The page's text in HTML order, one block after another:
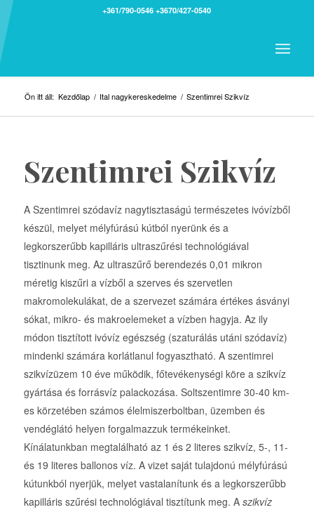
+361/790-0546 +3670/427-0540
Ön itt áll: Kezdőlap / Ital nagykereskedelme / Szentimrei Szikvíz
Szentimrei Szikvíz
A Szentimrei szódavíz nagytisztaságú természetes ivóvízből
készül, melyet mélyfúrású kútból nyerünk és a
legkorszerűbb kapilláris ultraszűrési technológiával
tisztinunk meg. Az ultraszűrő berendezés 0,01 mikron
méretig kiszűri a vízből a szerves és szervetlen
makromolekulákat, de a szervezet számára értékes ásványi
sókat, mikro- és makroelemeket a vízben hagyja. Az ily
módon tisztított ivóvíz egészség (szaturálás utáni szódavíz)
mindenki számára korlátlanul fogyasztható. A szentimrei
szikvízüzem 10 éve működik, főtevékenységi köre a szikvíz
gyártása és forrásvíz palackozása. Soltszentimre 30-40 km-
es körzetében számos élelmiszerboltban, üzemben és
vendéglátó helyen forgalmazzuk termékeinket.
Kínálatunkban megtalálható az 1 és 2 literes szikvíz, 5-, 11-
és 19 literes ballonos víz. A vizet saját tulajdonú mélyfúrású
kútunkból nyerjük, melyet vastalanítunk és a legkorszerűbb
kapilláris szűrési technológiával tisztítunk meg. A szikvíz